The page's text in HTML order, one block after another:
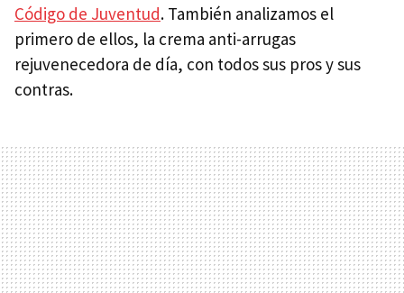
Código de Juventud. También analizamos el
primero de ellos, la crema anti-arrugas
rejuvenecedora de día, con todos sus pros y sus
contras.